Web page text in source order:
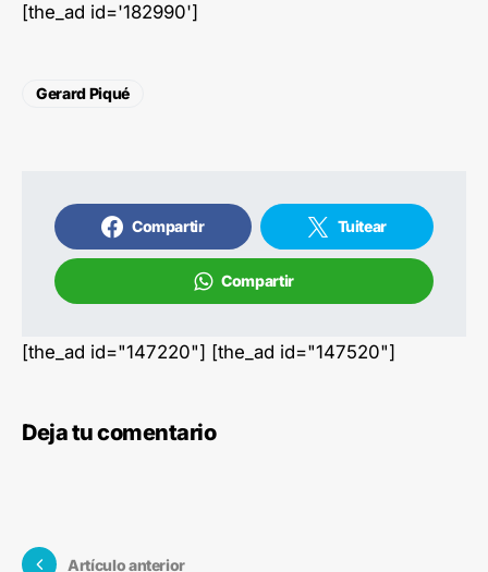
[the_ad id='182990']
Gerard Piqué
Compartir Tuitear
Compartir
[the_ad id="147220"] [the_ad id="147520"]
Deja tu comentario
Artículo anterior